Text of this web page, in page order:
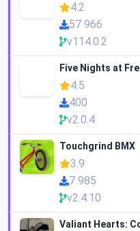
4.2
57 966
v114.0.2
Five Nights at
4.5
400
v2.0.4
Touchgrind BMX
3.9
7 985
v2.4.10
Valiant Hearts: